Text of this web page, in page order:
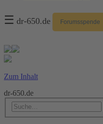
☰ dr-650.de Forumsspende
Zum Inhalt
dr-650.de